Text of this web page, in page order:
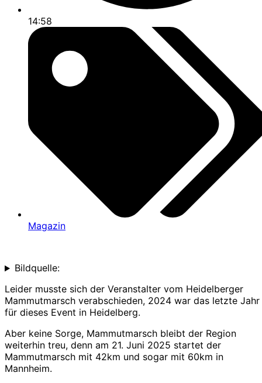
14:58
Magazin
Bildquelle:
Leider musste sich der Veranstalter vom Heidelberger
Mammutmarsch verabschieden, 2024 war das letzte Jahr
für dieses Event in Heidelberg.
Aber keine Sorge, Mammutmarsch bleibt der Region
weiterhin treu, denn am 21. Juni 2025 startet der
Mammutmarsch mit 42km und sogar mit 60km in
Mannheim.